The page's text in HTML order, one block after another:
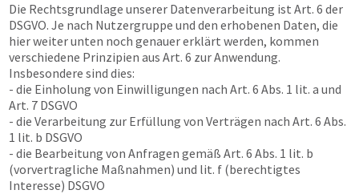
Die Rechtsgrundlage unserer Datenverarbeitung ist Art. 6 der
DSGVO. Je nach Nutzergruppe und den erhobenen Daten, die
hier weiter unten noch genauer erklärt werden, kommen
verschiedene Prinzipien aus Art. 6 zur Anwendung.
Insbesondere sind dies:
- die Einholung von Einwilligungen nach Art. 6 Abs. 1 lit. a und
Art. 7 DSGVO
- die Verarbeitung zur Erfüllung von Verträgen nach Art. 6 Abs.
1 lit. b DSGVO
- die Bearbeitung von Anfragen gemäß Art. 6 Abs. 1 lit. b
(vorvertragliche Maßnahmen) und lit. f (berechtigtes
Interesse) DSGVO